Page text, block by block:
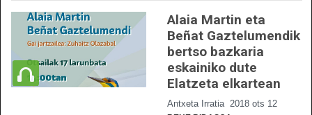
Alaia Martin eta
Beñat Gaztelumendik
bertso bazkaria
eskainiko dute
Elatzeta elkartean
Antxeta Irratia 2018 ots 12